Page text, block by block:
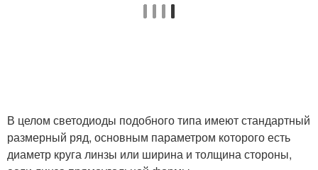
В целом светодиоды подобного типа имеют стандартный
размерный ряд, основным параметром которого есть
диаметр круга линзы или ширина и толщина стороны,